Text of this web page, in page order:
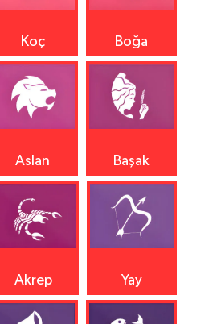
Koç Boğa
Aslan Başak
Akrep Yay